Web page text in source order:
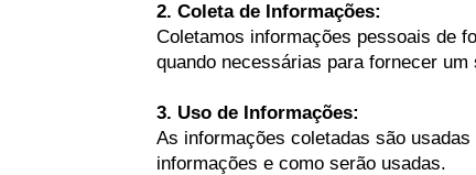
2. Coleta de Informações:
Coletamos informações pessoais de
quando necessárias para fornecer
3. Uso de Informações:
As informações coletadas são
informações e como serão usadas.